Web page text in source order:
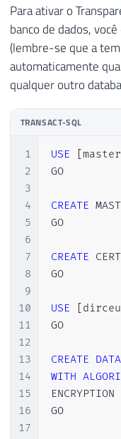
Para ativar o
banco de dados,
(lembre-se que a
automaticamente
qualquer outro
TRANSACT-SQL
1
2
3
4
5
6
7
8
9
10
11
12
13
14
15
16
17
USE [master
GO
CREATE
GO
CREATE
GO
USE [
GO
CREATE
WITH
ENCRYPTION
GO